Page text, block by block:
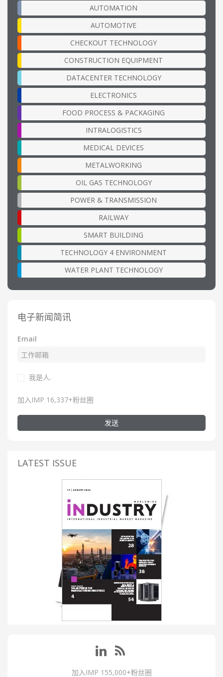
AUTOMATION
AUTOMOTIVE
CHECKOUT TECHNOLOGY
CONSTRUCTION EQUIPMENT
DATACENTER TECHNOLOGY
ELECTRONICS
FOOD PROCESS & PACKAGING
INTRALOGISTICS
MEDICAL DEVICES
METALWORKING
OIL GAS TECHNOLOGY
POWER & TRANSMISSION
RAILWAY
SMART BUILDING
TECHNOLOGY 4 ENVIRONMENT
WATER PLANT TECHNOLOGY
电子新闻简讯
Email
我是人.
加入IMP 16,337+粉丝圈
发送
LATEST ISSUE
加入IMP 155,000+粉丝圈